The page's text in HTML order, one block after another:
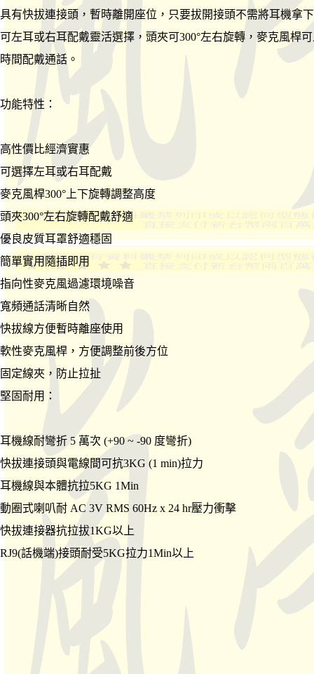
具有快拔連接頭，暫時離開座位，只要拔開接頭不需將耳機拿
可左耳或右耳配戴靈活選擇，頭夾可300°左右旋轉，麥克風桿
時間配戴通話。
功能特性：
高性價比經濟實惠
可選擇左耳或右耳配戴
麥克風桿300°上下旋轉調整高度
頭夾300°左右旋轉配戴舒適
優良皮質耳罩舒適穩固
簡單實用隨插即用
指向性麥克風過濾環境噪音
寬頻通話清晰自然
快拔線方便暫時離座使用
軟性麥克風桿，方便調整前後方位
固定線夾，防止拉扯
堅固耐用：
耳機線耐彎折 5 萬次 (+90 ~ -90 度彎折)
快拔連接頭與電線間可抗3KG (1 min)拉力
耳機線與本體抗拉5KG 1Min
動圈式喇叭耐 AC 3V RMS 60Hz x 24 hr壓力衝擊
快拔連接器抗拉拔1KG以上
RJ9(話機端)接頭耐受5KG拉力1Min以上